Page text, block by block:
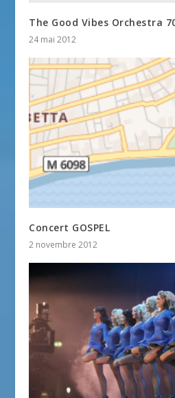
The Good Vibes Orchestra
24 mai 2012
Concert GOSPEL
2 novembre 2012